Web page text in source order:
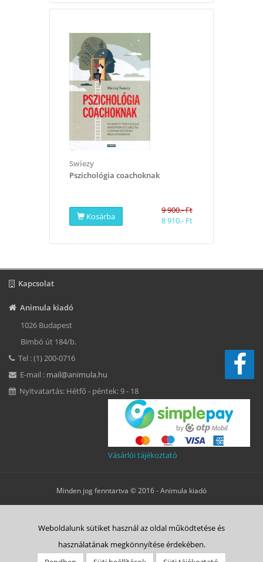
Swiezy
Pszichológia coachoknak
Kosárba
9 900.- Ft
8 910.- Ft
Kapcsolat
Animula kiadó
1026 Budapest
Bimbó út 184/b.
Tel : (1) 200-0716
E-mail : mail@animula.hu
Nyitvatartás: Hétfő - péntek: 9 - 18
Vásárlói tájékoztató
Minden jog fenntartva © 2016 -Animula kiadó
ÁSZF Adatkezelési tájékoztató Süti tájékoztató Szerzői jog
Rólunk Vásárlás menete Animulitas Bolt Kapcsolat
Weboldalunk sütiket használ az oldal működtetése és
használatának megkönnyítése érdekében.